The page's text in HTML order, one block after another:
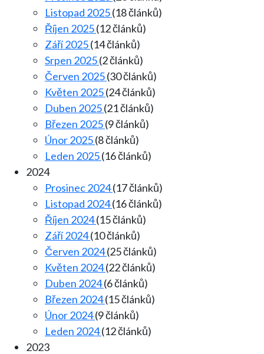
Listopad 2025(18 článků)
Říjen 2025(12 článků)
Září 2025(14 článků)
Srpen 2025(2 článků)
Červen 2025(30 článků)
Květen 2025(24 článků)
Duben 2025(21 článků)
Březen 2025(9 článků)
Únor 2025(8 článků)
Leden 2025(16 článků)
2024
Prosinec 2024(17 článků)
Listopad 2024(16 článků)
Říjen 2024(15 článků)
Září 2024(10 článků)
Červen 2024(25 článků)
Květen 2024(22 článků)
Duben 2024(6 článků)
Březen 2024(15 článků)
Únor 2024(9 článků)
Leden 2024(12 článků)
2023